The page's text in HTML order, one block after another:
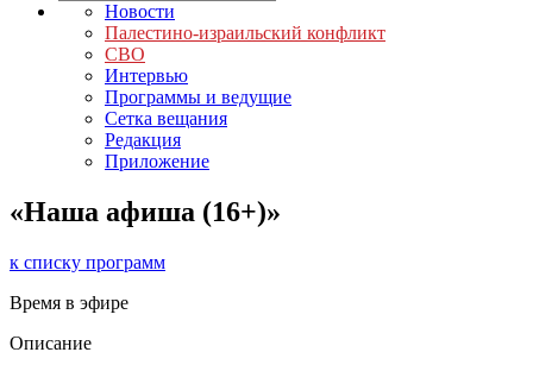
Новости
Палестино-израильский конфликт
СВО
Интервью
Программы и ведущие
Сетка вещания
Редакция
Приложение
«Наша афиша (16+)»
к списку программ
Время в эфире
Описание